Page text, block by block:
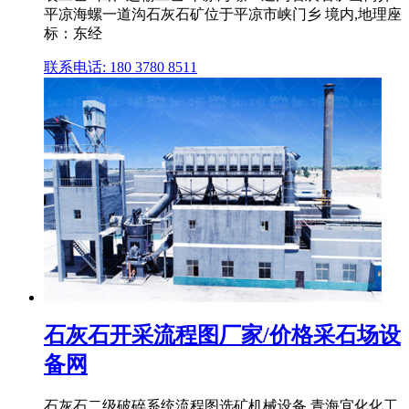
平凉海螺一道沟石灰石矿位于平凉市峡门乡 境内,地理座
标：东经
联系电话: 180 3780 8511
石灰石开采流程图厂家/价格采石场设
备网
石灰石二级破碎系统流程图选矿机械设备 青海宜化化工